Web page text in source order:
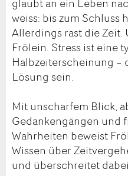
weiss: bis zum Schluss
Allerdings rast die Zeit.
Frölein. Stress ist eine
Halbzeiterscheinung
Lösung sein.
Mit unscharfem Blick,
Gedankengängen und
Wahrheiten beweist
Wissen über
und überschreitet